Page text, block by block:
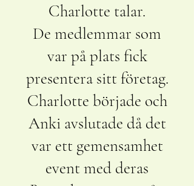
Charlotte talar.
De medlemmar som
var på plats fick
presentera sitt företag.
Charlotte började och
Anki avslutade då det
var ett gemensamhet
event med deras